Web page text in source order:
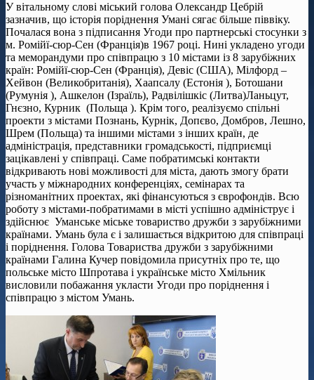
У вітальному слові міський голова Олександр Цебрій
зазначив, що історія поріднення Умані сягає більше піввіку.
Почалася вона з підписання Угоди про партнерські стосунки з
м. Ромійї-сюр-Сен (Франція)в 1967 році. Нині укладено угоди
та меморандуми про співпрацю з 10 містами із 8 зарубіжних
країн: Ромійї-сюр-Сен (Франція), Девіс (США), Мілфорд –
Хейвон (Великобританія), Хаапсалу (Естонія ), Ботошани
(Румунія ), Ашкелон (Ізраїль), Радвілішкіс (Литва)Ланьцут,
Гнєзно, Курник (Польща ­). Крім того, реалізуємо спільні
проекти з містами Познань, Курнік, Допєво, Домбров, Лешно,
Шрем (Польща) та іншими містами з інших країн, де
адміністрація, представники громадськості, підприємці
зацікавлені у співпраці. Саме побратимські контакти
відкривають нові можливості для міста, дають змогу брати
участь у міжнародних конференціях, семінарах та
різноманітних проектах, які фінансуються з єврофондів. Всю
роботу з містами-побратимами в місті успішно адмініструє і
здійснює Уманське міське товариство дружби з зарубіжними
країнами. Умань була є і залишається відкритою для співпраці
і поріднення. Голова Товариства дружби з зарубіжними
країнами Галина Кучер повідомила присутніх про те, що
польське місто Шпротава і українське місто Хмільник
висловили побажання укласти Угоди про поріднення і
співпрацю з містом Умань.